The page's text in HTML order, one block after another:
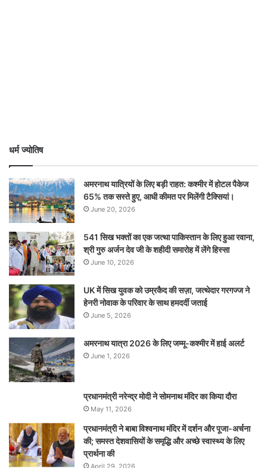
धर्म ज्योतिष
अमरनाथ यात्रियों के लिए बड़ी राहत: कश्मीर में होटल पैकेज
65% तक सस्ते हुए, आधी कीमत पर मिलेंगी टैक्सियां।
June 20, 2026
541 सिख भक्तों का एक जत्था पाकिस्तान के लिए हुआ रवाना,
श्री गुरु अर्जन देव जी के शहीदी समारोह में लेंगे हिस्सा
June 10, 2026
UK में सिख युवक को उम्रकैद की सज़ा, जत्थेदार गरगज्ज ने
हेनरी नोवाक के परिवार के साथ हमदर्दी जताई
June 5, 2026
अमरनाथ यात्रा 2026 के लिए जम्मू-कश्मीर में हाई अलर्ट
June 1, 2026
प्रधानमंत्री नरेन्‍द्र मोदी ने सोमनाथ मंदिर का किया दौरा
May 11, 2026
प्रधानमंत्री ने बाबा विश्वनाथ मंदिर में दर्शन और पूजा-अर्चना
की; समस्‍त देशवासियों के समृद्धि और अच्छे स्वास्थ्य के लिए
प्रार्थना की
April 29, 2026